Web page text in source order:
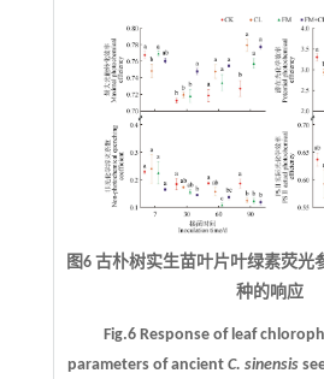
图6 古朴树实生苗叶片叶绿素荧光
种的响应
Fig.6 Response of leaf
parameters of ancient C. sinensis